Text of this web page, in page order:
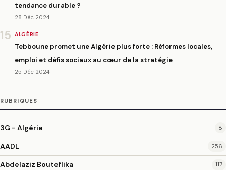
tendance durable ?
28 Déc 2024
15 ALGÉRIE
Tebboune promet une Algérie plus forte : Réformes locales,
emploi et défis sociaux au cœur de la stratégie
25 Déc 2024
RUBRIQUES
3G - Algérie 8
AADL 256
Abdelaziz Bouteflika 117